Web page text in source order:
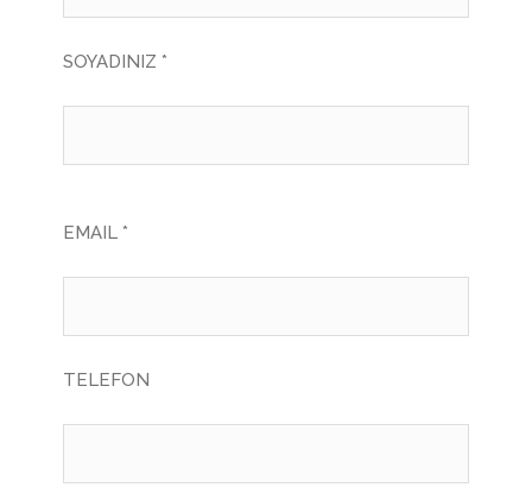
SOYADINIZ *
EMAIL *
TELEFON